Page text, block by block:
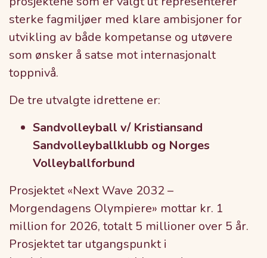
sterke fagmiljøer med klare ambisjoner for
utvikling av både kompetanse og utøvere
som ønsker å satse mot internasjonalt
toppnivå.
De tre utvalgte idrettene er:
Sandvolleyball v/ Kristiansand
Sandvolleyballklubb og Norges
Volleyballforbund
Prosjektet «Next Wave 2032 –
Morgendagens Olympiere» mottar kr. 1
million for 2026, totalt 5 millioner over 5 år.
Prosjektet tar utgangspunkt i